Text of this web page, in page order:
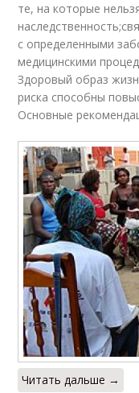
те, на которые
с определенными
медицинскими
Здоровый образ
риска способны
Основные
Читать дальше →